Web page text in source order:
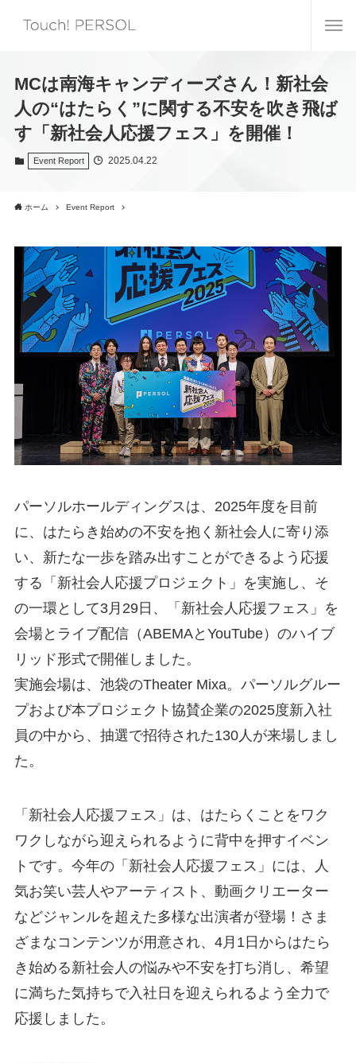
MCは南海キャンディーズさん！新社会
人の“はたらく”に関する不安を吹き飛ば
す「新社会人応援フェス」を開催！
Event Report 2025.04.22
ホーム Event Report
パーソルホールディングスは、2025年度を目前
に、はたらき始めの不安を抱く新社会人に寄り添
い、新たな一歩を踏み出すことができるよう応援
する「新社会人応援プロジェクト」を実施し、そ
の一環として3月29日、「新社会人応援フェス」を
会場とライブ配信（ABEMAとYouTube）のハイブ
リッド形式で開催しました。
実施会場は、池袋のTheater Mixa。パーソルグルー
プおよび本プロジェクト協賛企業の2025度新入社
員の中から、抽選で招待された130人が来場しまし
た。
「新社会人応援フェス」は、はたらくことをワク
ワクしながら迎えられるように背中を押すイベン
トです。今年の「新社会人応援フェス」には、人
気お笑い芸人やアーティスト、動画クリエーター
などジャンルを超えた多様な出演者が登場！さま
ざまなコンテンツが用意され、4月1日からはたら
き始める新社会人の悩みや不安を打ち消し、希望
に満ちた気持ちで入社日を迎えられるよう全力で
応援しました。